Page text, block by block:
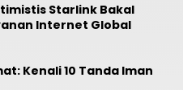
Starlink Bakal
Internet Global
Kenali 10 Tanda Iman